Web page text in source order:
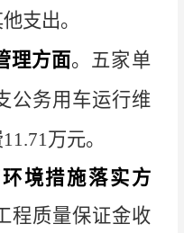
支出。
理方面。五家单
公务用车运行维
11.71万元。
境措施落实方
程质量保证金收